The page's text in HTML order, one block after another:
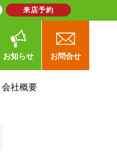
お知らせ お問合せ
会社概要
来店予約